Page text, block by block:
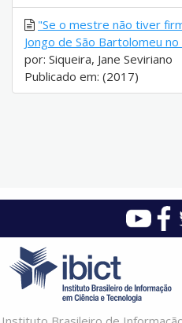
"Se o mestre não tiver
Jongo de São Bartolomeu
por: Siqueira, Jane Seviriano
Publicado em: (2017)